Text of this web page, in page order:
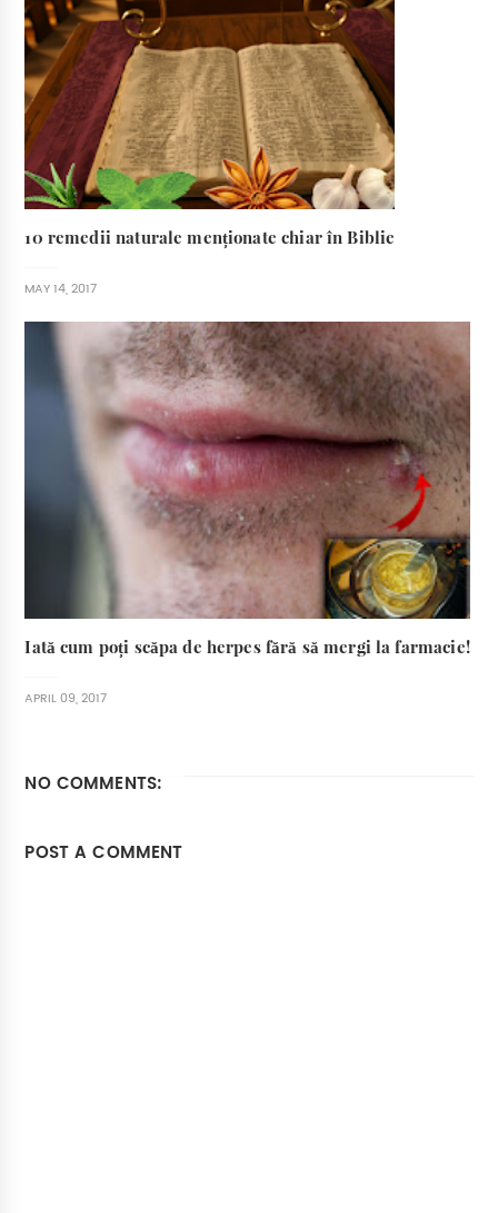
10 remedii naturale menționate chiar în Biblie
MAY 14, 2017
Iată cum poți scăpa de herpes fără să mergi la farmacie!
APRIL 09, 2017
NO COMMENTS:
POST A COMMENT